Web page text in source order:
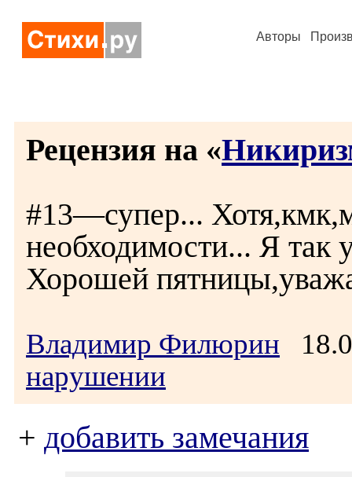
Авторы
Рецензия на «
#13—супер...
необходимости... Я так
Хорошей
Владимир Филюрин
нарушении
+ добавить замечания